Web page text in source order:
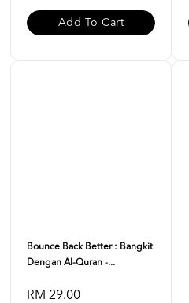
Add To Cart
Bounce Back Better : Bangkit
Dengan Al-Quran -...
RM 29.00